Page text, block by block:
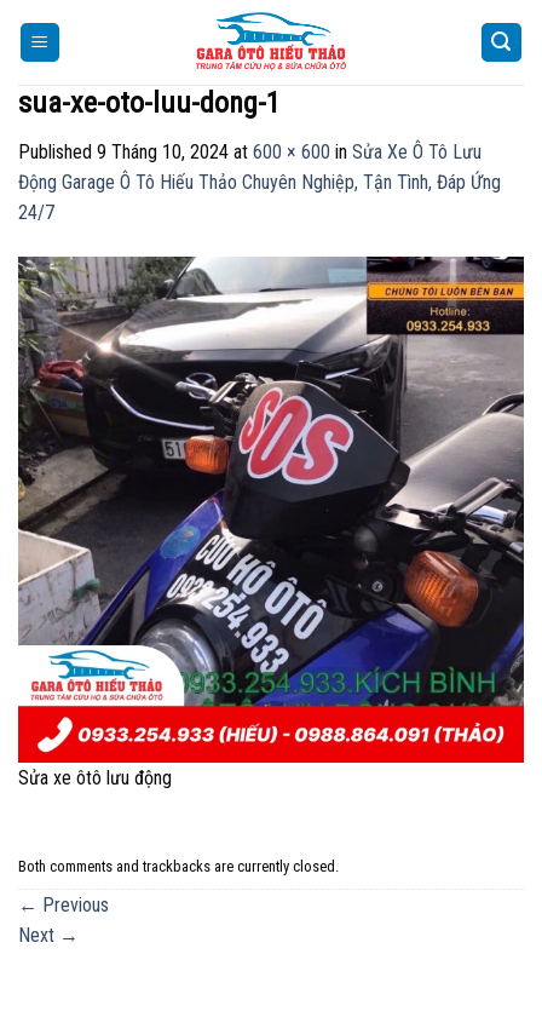
sua-xe-oto-luu-dong-1
Published 9 Tháng 10, 2024 at 600 × 600 in Sửa Xe Ô Tô Lưu
Động Garage Ô Tô Hiếu Thảo Chuyên Nghiệp, Tận Tình, Đáp Ứng
24/7
Sửa xe ôtô lưu động
Both comments and trackbacks are currently closed.
← Previous
Next →